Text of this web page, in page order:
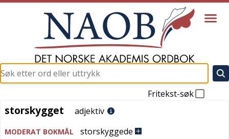
Fritekst-søk
storskygget
storskygget adjektiv
MODERAT BOKMÅL storskyggede